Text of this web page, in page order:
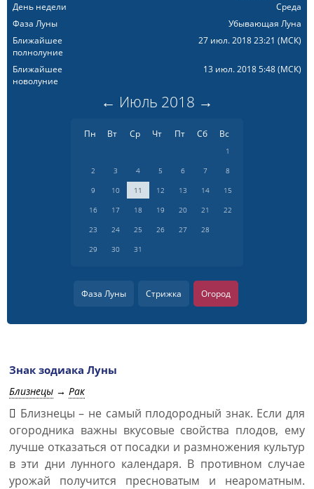
День недели
Среда
Фаза Луны
Убывающая Луна
Ближайшее
полнолуние
27 июл. 2018 23:21 (МСК)
Ближайшее
новолуние
13 июл. 2018 5:48(МСК)
← Июль 2018 →
Пн Вт Ср Чт Пт Сб Вс
1
2
3 4 5 6 7
8
9
10 11 12 13 14
15
16
17 18 19 20 21
22
23
24 25 26 27
28
29
30 31
Фаза Луны Стрижка Огород
Знак зодиака Луны
Близнецы → Рак
Близнецы – не самый плодородный знак. Если для
огородника важны вкусовые свойства плодов, ему
лучше отказаться от посадки и размножения культур
в эти дни лунного календаря. В противном случае
урожай получится пресноватым и неароматным.